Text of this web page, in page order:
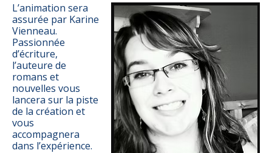
L’animation sera
assurée par Karine
Vienneau.
Passionnée
d’écriture,
l’auteure de
romans et
nouvelles vous
lancera sur la piste
de la création et
vous
accompagnera
dans l’expérience.